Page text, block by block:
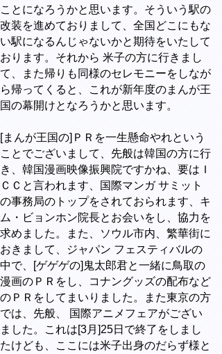
ことになろうかと思います。そういう駅の
改装を進めておりまして、全国どこにもな
い駅になるんじゃないかと期待をいたして
おります。それから 米子の方に行きまし
て、また帰りも同様のセレモニーをしなが
ら帰ってくると、これが新年度のまんが王
国の幕開けとなろうかと思います。
[まんが王国の]ＰＲを一生懸命やれという
ことでございまして、先般は韓国の方に行
き、韓国漫画映像振興院ですかね、要はＩ
ＣＣと言われます、国際マンガ サミット
の事務局のトップをされておられます、キ
ム・ビョンホン院長とお会いをし、協力を
求めました。また、ソウル市内、繁華街に
おきまして、ジャパン フェスティバルの
中で、[ゲゲゲの]鬼太郎君と一緒に鳥取の
漫画のＰＲをし、コナングッズの配布など
のＰＲをしてまいりました。また東京の方
では、先般、 国際アニメフェアがござい
ました。これは[3月]25日で終了をしまし
たけども、ここには米子出身のだらず様と